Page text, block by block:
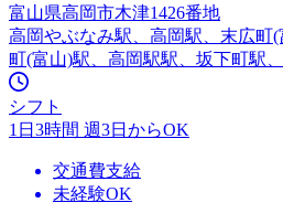
富山県高岡市木津1426番地
高岡やぶなみ駅、高岡駅、末広町
町(富山)駅、高岡駅駅、坂下町駅
シフト
1日3時間 週3日からOK
交通費支給
未経験OK